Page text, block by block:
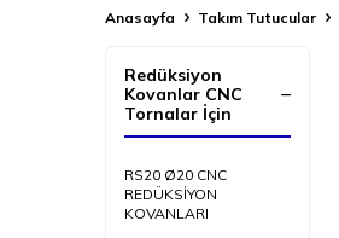
Anasayfa Takım Tutucular
Redüksiyon
Kovanlar CNC
Tornalar İçin
RS20 Ø20 CNC
REDÜKSİYON
KOVANLARI